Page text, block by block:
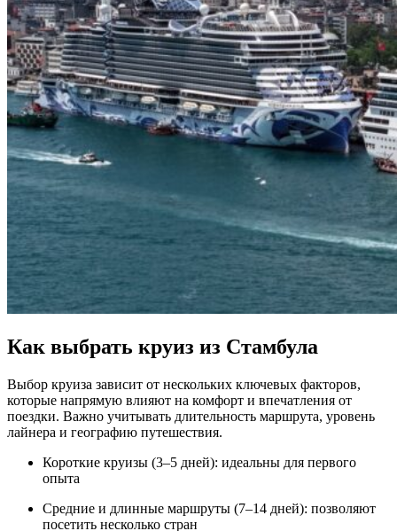
Как выбрать круиз из Стамбула
Выбор круиза зависит от нескольких ключевых факторов,
которые напрямую влияют на комфорт и впечатления от
поездки. Важно учитывать длительность маршрута, уровень
лайнера и географию путешествия.
Короткие круизы (3–5 дней): идеальны для первого
опыта
Средние и длинные маршруты (7–14 дней): позволяют
посетить несколько стран